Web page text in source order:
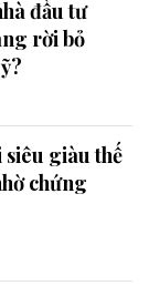
đầu tư
rời bỏ
siêu giàu thế
chứng